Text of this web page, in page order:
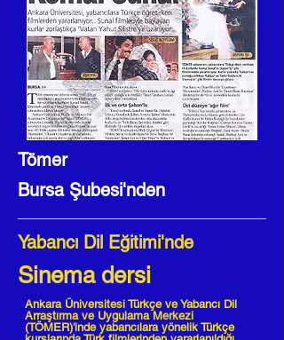
Tömer
Bursa Şubesi'nden
Yabancı Dil Eğitimi'nde
Sinema dersi
Ankara Üniversitesi Türkçe ve Yabancı Dil
Arraştırma ve Uygulama Merkezi
(TÖMER)'inde yabancılara yönelik Türkçe